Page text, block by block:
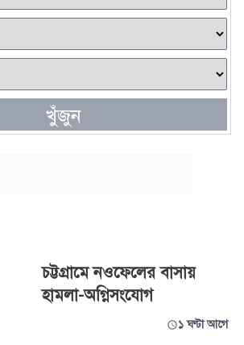
খুঁজুন
চট্টগ্রামে নওফেলের বাসায়
হামলা-অগ্নিসংযোগ
১ ঘণ্টা আগে